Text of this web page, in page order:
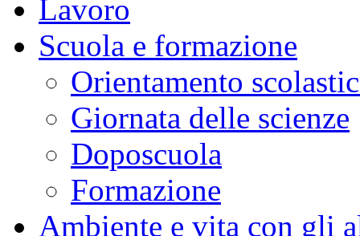
Lavoro
Scuola e formazione
Orientamento
Giornata delle scienze
Doposcuola
Formazione
Ambiente e vita con gli